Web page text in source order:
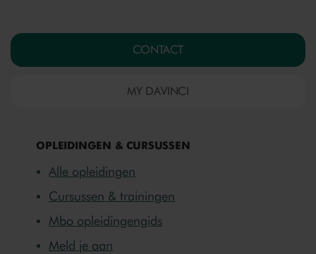
OPLEIDINGEN & CURSUSSEN
Alle opleidingen
Cursussen & trainingen
Mbo opleidingengids
Meld je aan
CONTACT
MY DAVINCI